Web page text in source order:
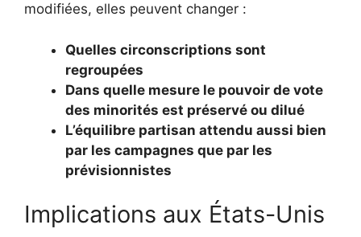
modifiées, elles peuvent changer :
Quelles circonscriptions sont
regroupées
Dans quelle mesure le pouvoir de vote
des minorités est préservé ou dilué
L’équilibre partisan attendu aussi bien
par les campagnes que par les
prévisionnistes
Implications aux États-Unis